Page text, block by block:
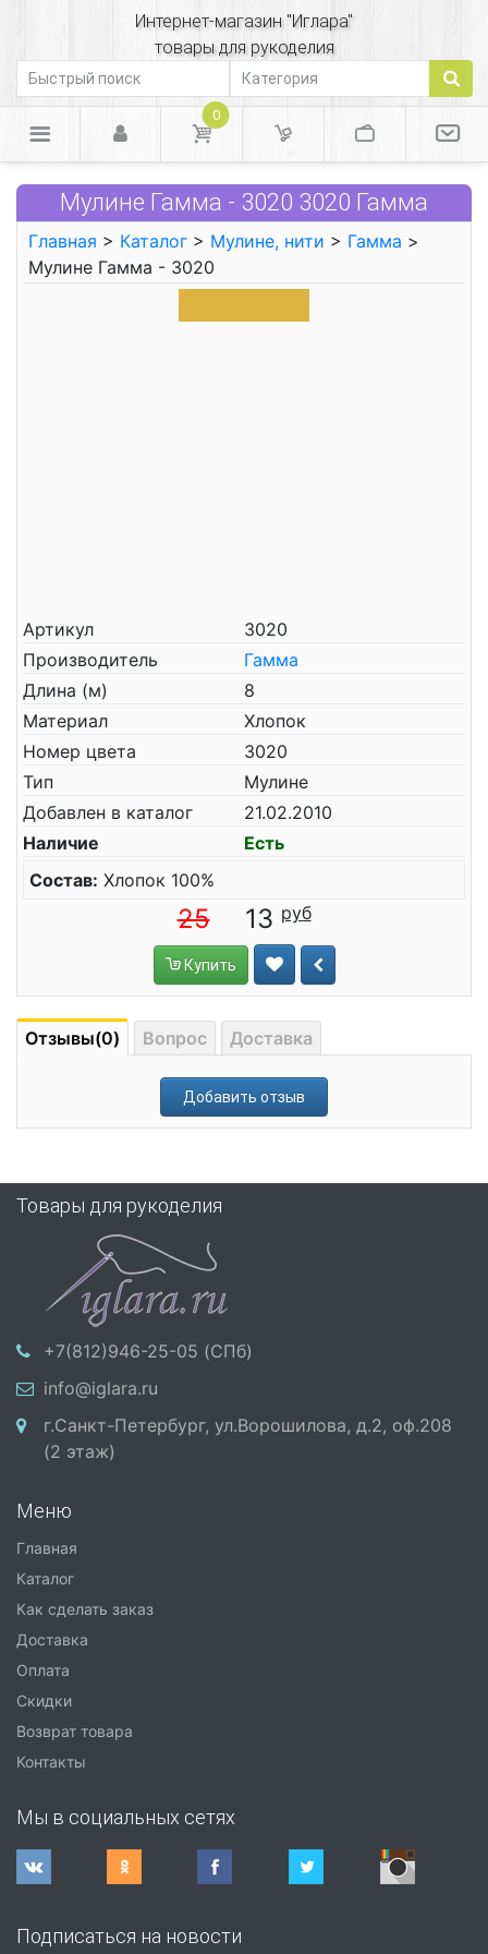
Интернет-магазин "Иглара"
товары для рукоделия
0
Мулине Гамма - 3020 3020 Гамма
Главная > Каталог > Мулине, нити > Гамма >
Мулине Гамма - 3020
Артикул
3020
Производитель
Гамма
Длина (м)
8
Материал
Хлопок
Номер цвета
3020
Тип
Мулине
Добавлен в каталог
21.02.2010
Наличие
Есть
Состав: Хлопок 100%
25 13
Купить
Отзывы(0) Вопрос Доставка
Добавить отзыв
Товары для рукоделия
+7(812)946-25-05 (СПб)
info@iglara.ru
г.Санкт-Петербург, ул.Ворошилова, д.2, оф.208
(2 этаж)
Меню
Главная
Каталог
Как сделать заказ
Доставка
Оплата
Скидки
Возврат товара
Контакты
Мы в социальных сетях
Подписаться на новости